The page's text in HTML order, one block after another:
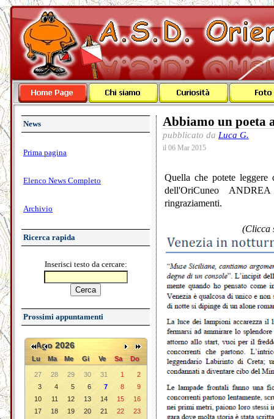
News
Prima pagina
Elenco News Completo
Archivio
Ricerca rapida
Inserisci testo da cercare:
Prossimi appuntamenti
Ago 2026
Lu Ma Me Gi Ve Sa Do
27 28 29 30 31 1
2
3
4 5 6 7 8
9
10
11 12 13 14 15
16
17
18 19 20 21 22
23
Abbiamo un poeta
pubblicato da Luca G.
il 06 Mar 2015
Quella che potete leggere
dell'OriCuneo
ringraziamenti.
(Clicca